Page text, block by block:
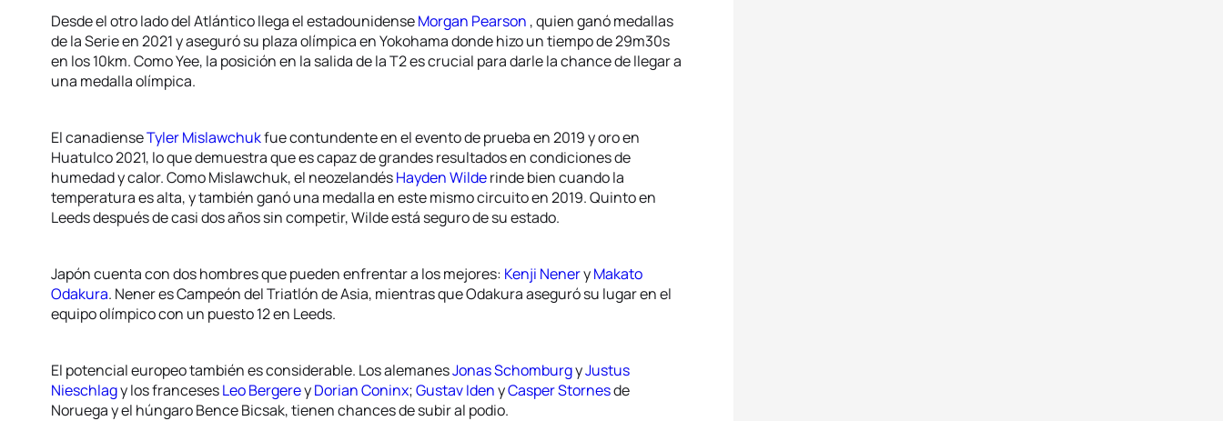
Desde el otro lado del Atlántico llega el estadounidenseMorgan Pearson , quien ganó medallas
de la Serie en 2021 y aseguró su plaza olímpica en Yokohama donde hizo un tiempo de 29m30s
en los 10km. Como Yee, la posición en la salida de la T2 es crucial para darle la chance de llegar a
una medalla olímpica.
El canadienseTyler Mislawchukfue contundente en el evento de prueba en 2019 y oro en
Huatulco 2021, lo que demuestra que es capaz de grandes resultados en condiciones de
humedad y calor. Como Mislawchuk, el neozelandésHayden Wilderinde bien cuando la
temperatura es alta, y también ganó una medalla en este mismo circuito en 2019. Quinto en
Leeds después de casi dos años sin competir, Wilde está seguro de su estado.
Japón cuenta con dos hombres que pueden enfrentar a los mejores: Kenji NeneryMakato
Odakura. Nener es Campeón del Triatlón de Asia, mientras que Odakura aseguró su lugar en el
equipo olímpico con un puesto 12 en Leeds.
El potencial europeo también es considerable. Los alemanesJonas SchomburgyJustus
Nieschlagy los francesesLeo BergereyDorian Coninx;Gustav IdenyCasper Stornesde
Noruega y el húngaro Bence Bicsak, tienen chances de subir al podio.